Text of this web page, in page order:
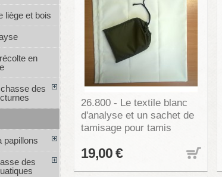
26.800 - Le textile blanc
d'analyse et un sachet de
tamisage pour tamis
19,00 €
liège et bois
en
des
papillons
des